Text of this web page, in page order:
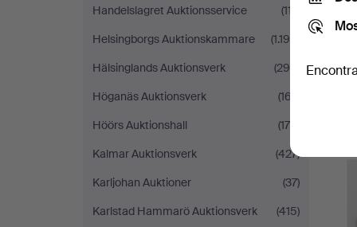
Handelslagret Auktionsservice
(117)
Helsingborgs Auktionskammare
(1.194)
Hälsinglands Auktionsverk
(298)
Höganäs Auktionsverk
(167)
Höörs Auktionshall
(175)
Kalmar Auktionsverk
(427)
Karljohan Auktioner
(37)
Karlstad Hammarö Auktionsverk
(415)